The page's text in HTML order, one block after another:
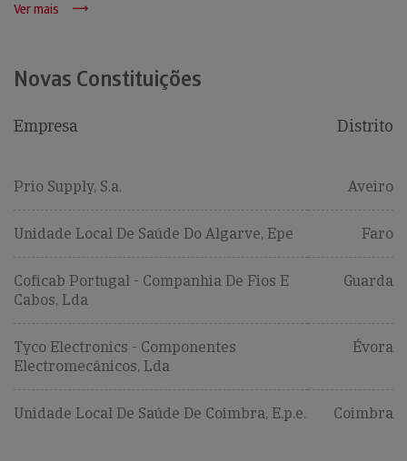
Ver mais
Novas Constituições
Empresa Distrito
Prio Supply, S.a. Aveiro
Unidade Local De Saúde Do Algarve, Epe Faro
Coficab Portugal - Companhia De Fios E
Cabos, Lda
Guarda
Tyco Electronics - Componentes
Electromecânicos, Lda
Évora
Unidade Local De Saúde De Coimbra, E.p.e. Coimbra